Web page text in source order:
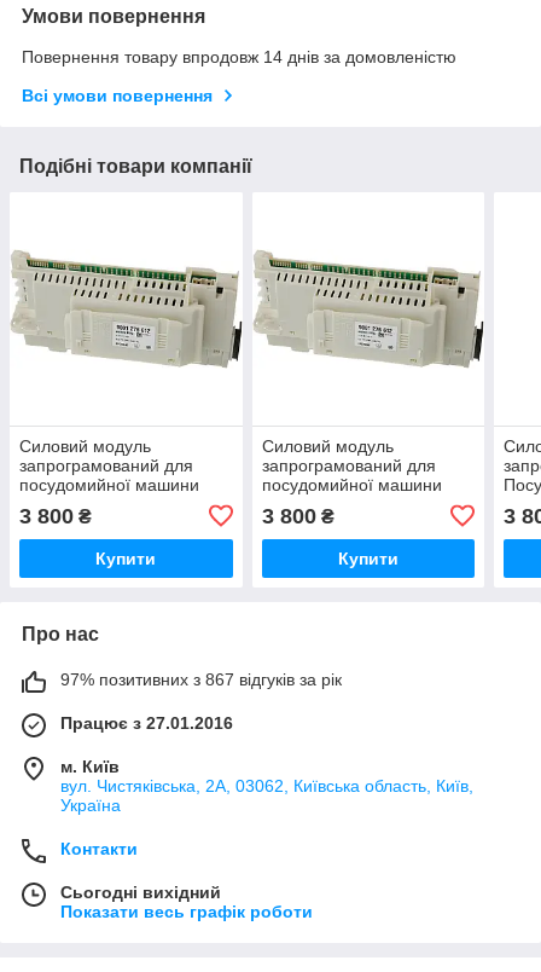
Умови повернення
Повернення товару впродовж 14 днів за домовленістю
Всі умови повернення
Подібні товари компанії
Силовий модуль
запрограмований для
посудомийної машини
3 800 ₴
Купити
Силовий модуль
запрограмований для
посудомийної машини
3 800₴
Купити
3
Про нас
97% позитивних з 867 відгуків за рік
Працює з 27.01.2016
м. Київ
вул. Чистяківська, 2А, 03062, Київська область, Київ,
Україна
Контакти
Сьогодні вихідний
Показати весь графік роботи